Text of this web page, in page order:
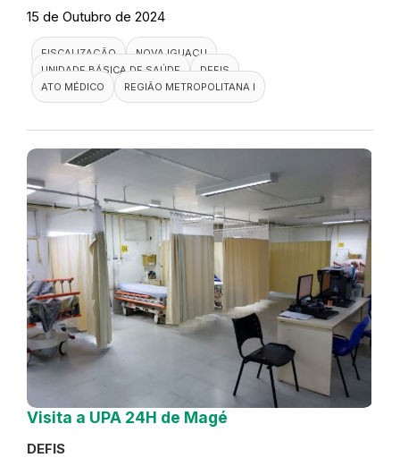
15 de Outubro de 2024
FISCALIZAÇÃO
NOVA IGUAÇU
UNIDADE BÁSICA DE SAÚDE
DEFIS
ATO MÉDICO
REGIÃO METROPOLITANA I
Visita a UPA 24H de Magé
DEFIS